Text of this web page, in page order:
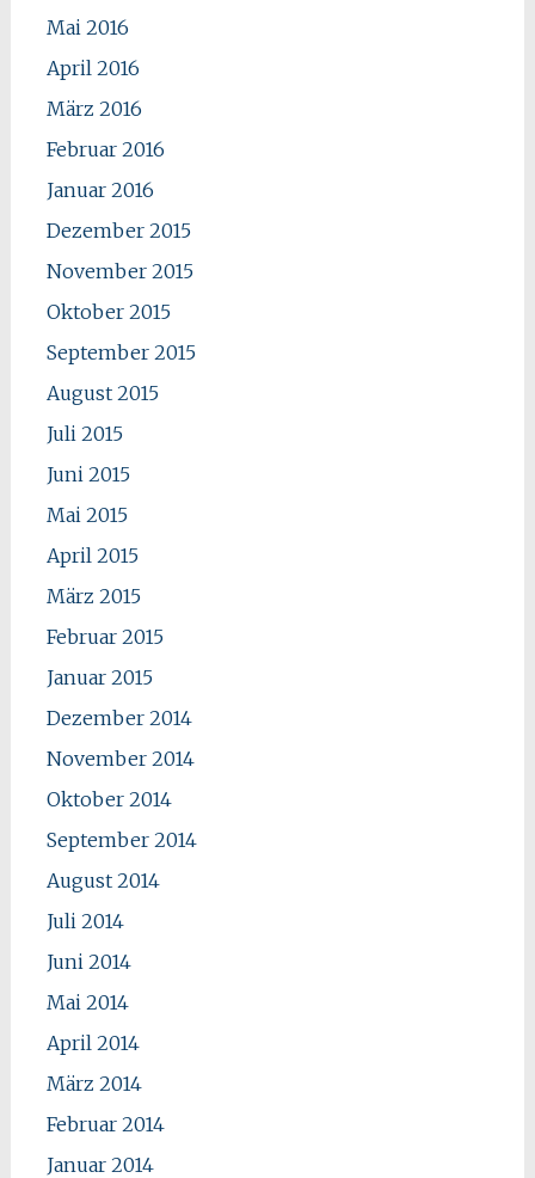
Mai 2016
April 2016
März 2016
Februar 2016
Januar 2016
Dezember 2015
November 2015
Oktober 2015
September 2015
August 2015
Juli 2015
Juni 2015
Mai 2015
April 2015
März 2015
Februar 2015
Januar 2015
Dezember 2014
November 2014
Oktober 2014
September 2014
August 2014
Juli 2014
Juni 2014
Mai 2014
April 2014
März 2014
Februar 2014
Januar 2014